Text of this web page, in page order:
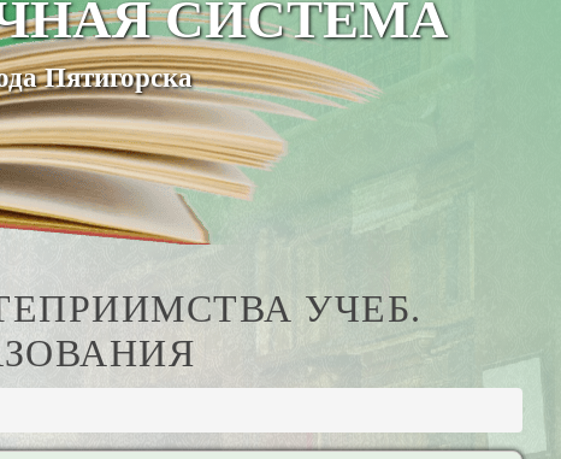
СИСТЕМА
Пятигорска
УЧЕБ.